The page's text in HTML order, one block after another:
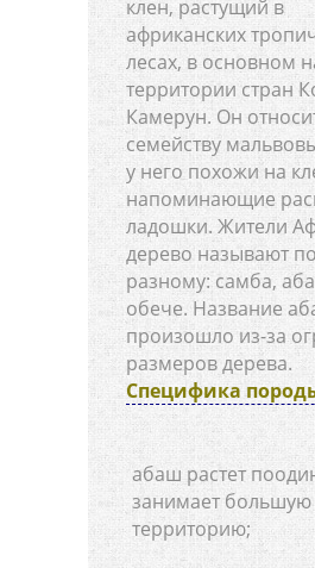
клен, растущий в
африканских
лесах, в основном
территории стран
Камерун. Он
семейству
у него похожи на
напоминающие
ладошки. Жители
дерево называют
разному: самба,
обече. Название
произошло из-за
размеров дерева.
Специфика
абаш растет
занимает большую
территорию;